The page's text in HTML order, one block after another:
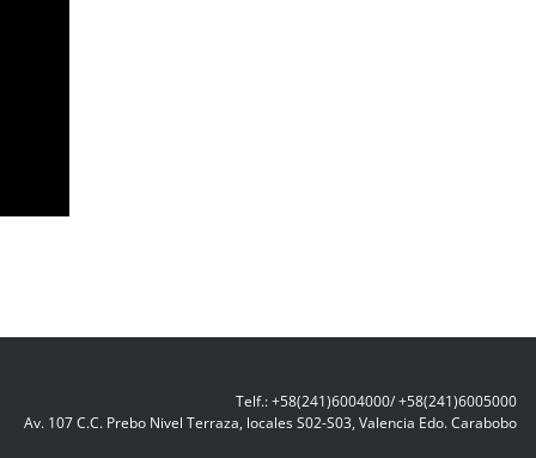
Telf.: +58(241)6004000/ +58(241)6005000
Av. 107 C.C. Prebo Nivel Terraza, locales S02-S03, Valencia Edo. Carabobo